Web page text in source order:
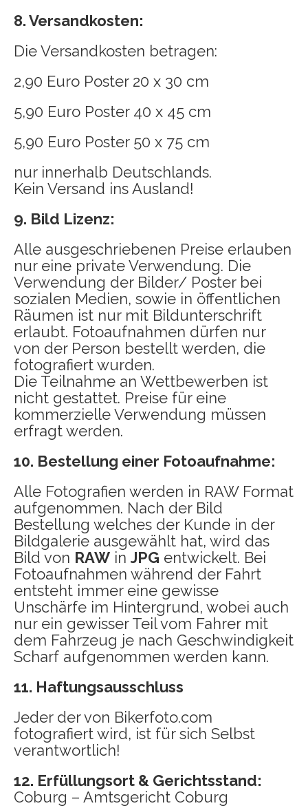
8. Versandkosten:
Die Versandkosten betragen:
2,90 Euro Poster 20 x 30 cm
5,90 Euro Poster 40 x 45 cm
5,90 Euro Poster 50 x 75 cm
nur innerhalb Deutschlands.
Kein Versand ins Ausland!
9. Bild Lizenz:
Alle ausgeschriebenen Preise erlauben
nur eine private Verwendung. Die
Verwendung der Bilder/ Poster bei
sozialen Medien, sowie in öffentlichen
Räumen ist nur mit Bildunterschrift
erlaubt. Fotoaufnahmen dürfen nur
von der Person bestellt werden, die
fotografiert wurden.
Die Teilnahme an Wettbewerben ist
nicht gestattet. Preise für eine
kommerzielle Verwendung müssen
erfragt werden.
10. Bestellung einer Fotoaufnahme:
Alle Fotografien werden in RAW Format
aufgenommen. Nach der Bild
Bestellung welches der Kunde in der
Bildgalerie ausgewählt hat, wird das
Bild von RAW in JPG entwickelt. Bei
Fotoaufnahmen während der Fahrt
entsteht immer eine gewisse
Unschärfe im Hintergrund, wobei auch
nur ein gewisser Teil vom Fahrer mit
dem Fahrzeug je nach Geschwindigkeit
Scharf aufgenommen werden kann.
11. Haftungsausschluss
Jeder der von Bikerfoto.com
fotografiert wird, ist für sich Selbst
verantwortlich!
12. Erfüllungsort & Gerichtsstand:
Coburg – Amtsgericht Coburg